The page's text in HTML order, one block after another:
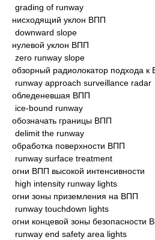
grading of runway
нисходящий уклон ВПП
downward slope
нулевой уклон ВПП
zero runway slope
обзорный радиолокатор подхода к
runway approach surveillance radar
обледеневшая ВПП
ice-bound runway
обозначать границы ВПП
delimit the runway
обработка поверхности ВПП
runway surface treatment
огни ВПП высокой интенсивности
high intensity runway lights
огни зоны приземления на ВПП
runway touchdown lights
огни концевой зоны безопасности
runway end safety area lights